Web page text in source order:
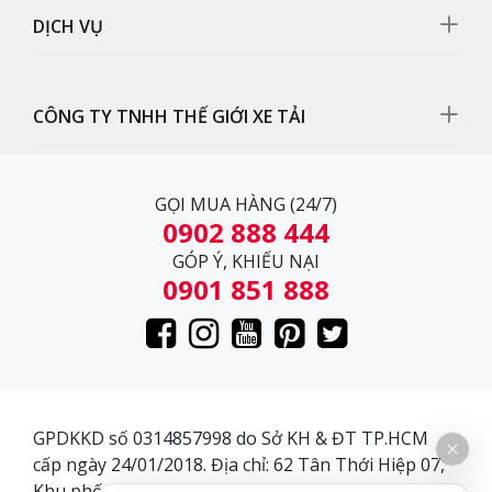
đi mưa cho các bác tài.
DỊCH VỤ
CÔNG TY TNHH THẾ GIỚI XE TẢI
GỌI MUA HÀNG (24/7)
0902 888 444
GÓP Ý, KHIẾU NẠI
0901 851 888
GPDKKD số 0314857998 do Sở KH & ĐT TP.HCM
cấp ngày 24/01/2018. Địa chỉ: 62 Tân Thới Hiệp 07,